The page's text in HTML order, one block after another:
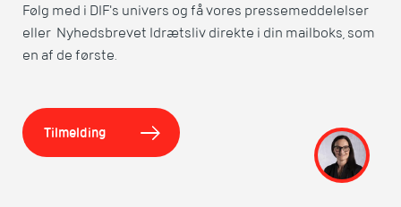
Følg med i DIF's univers og få vores pressemeddelelser
eller Nyhedsbrevet Idrætsliv direkte i din mailboks, som
en af de første.
Tilmelding